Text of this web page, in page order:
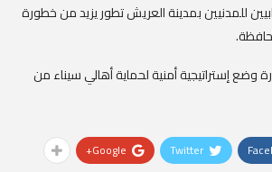
للمدنيين بمدينة العريش تطور يزيد من خطورة
إستراتيجية أمنية لحماية أهالي سيناء من
Twitter
Google+